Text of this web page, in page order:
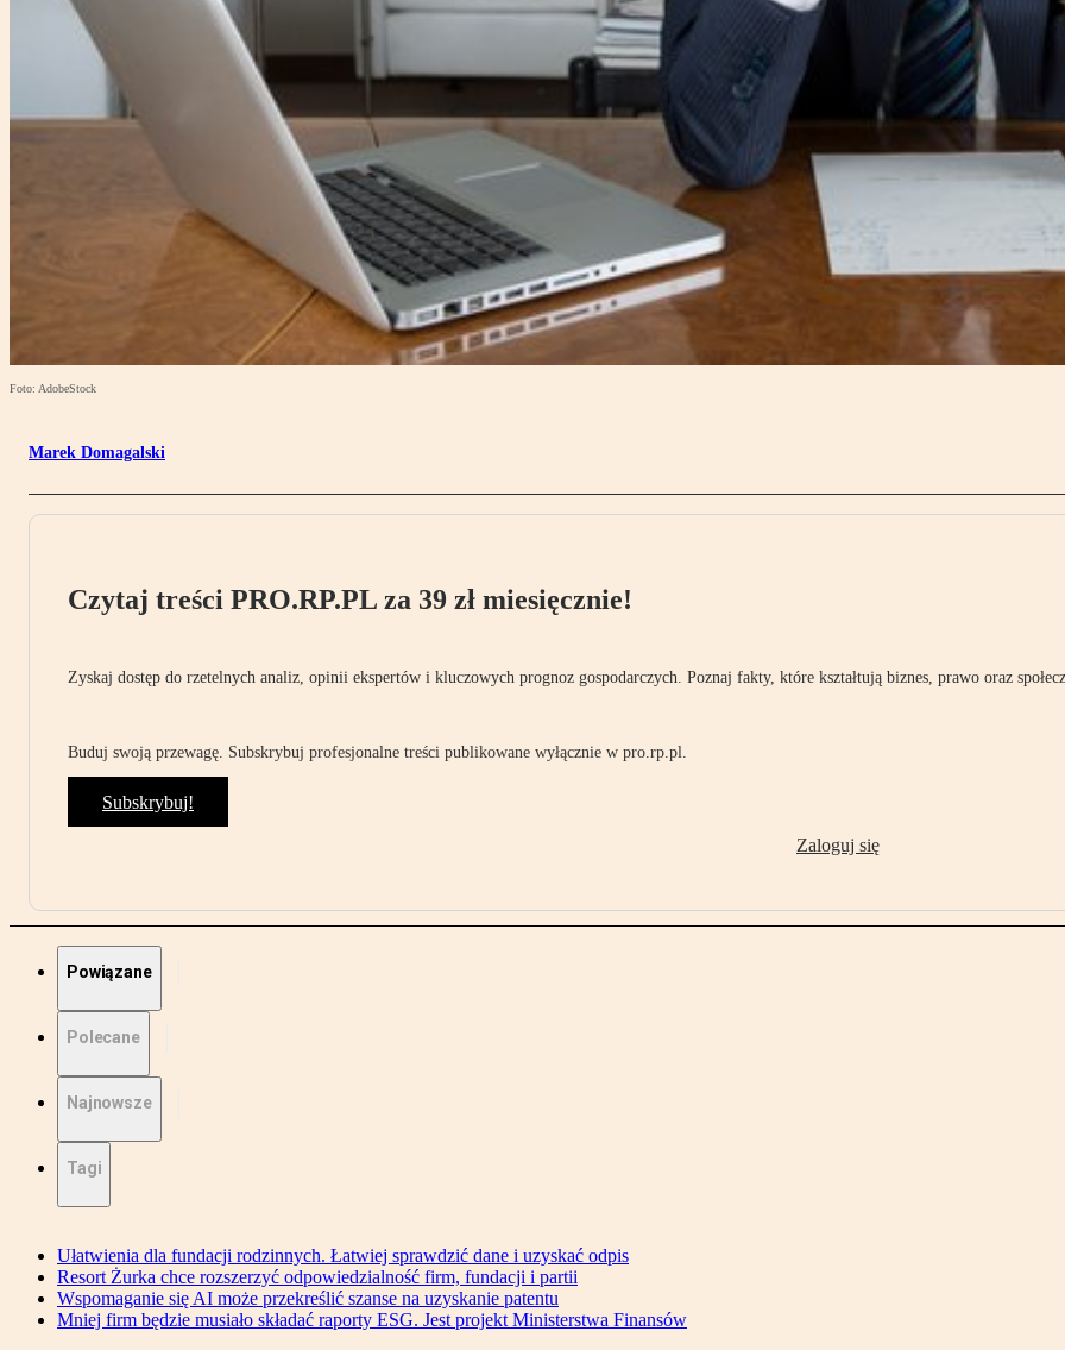
Foto: AdobeStock
Marek Domagalski
Czytaj treści PRO.RP.PL za 39 zł miesięcznie!
Zyskaj dostęp do rzetelnych analiz, opinii ekspertów i kluczowych prognoz gospodarczych. Poznaj fakty, które kształtują biznes, prawo oraz
Buduj swoją przewagę. Subskrybuj profesjonalne treści publikowane wyłącznie w pro.rp.pl.
Subskrybuj!
Zaloguj się
Powiązane
Polecane
Najnowsze
Tagi
Ułatwienia dla fundacji rodzinnych. Łatwiej sprawdzić dane i uzyskać odpis
Resort Żurka chce rozszerzyć odpowiedzialność firm, fundacji i partii
Wspomaganie się AI może przekreślić szanse na uzyskanie patentu
Mniej firm będzie musiało składać raporty ESG. Jest projekt Ministerstwa Finansów